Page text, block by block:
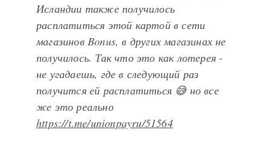
Исландии также получилось
расплатиться этой картой в сети
магазинов Bonus, в других магазинах не
получилось. Так что это как лотерея -
не угадаешь, где в следующий раз
получится ей расплатиться 😅 но все
же это реально
https://t.me/unionpayru/51564